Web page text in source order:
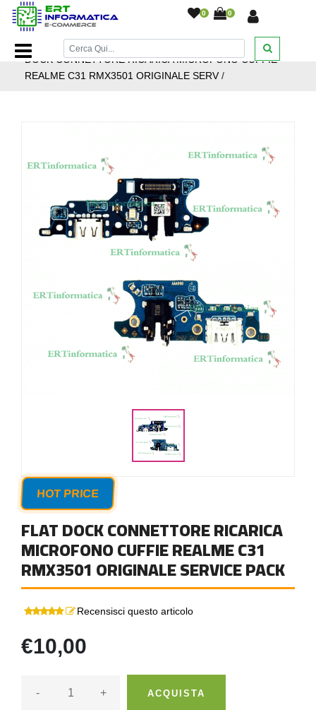
0 0
Home Page/Ricambi smartphone e tablet/Realme /FLAT
DOCK CONNETTORE RICARICA MICROFONO CUFFIE
REALME C31 RMX3501 ORIGINALE SERV/
HOT PRICE
FLAT DOCK CONNETTORE RICARICA
MICROFONO CUFFIE REALME C31
RMX3501 ORIGINALE SERVICE PACK
Recensisci questo articolo
€10,00
- + ACQUISTA